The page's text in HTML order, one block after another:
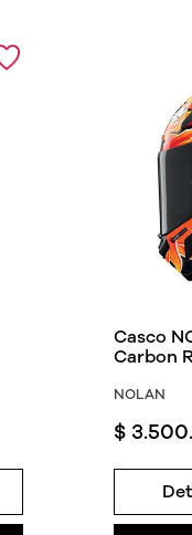
Casco
Carbon
NOLAN
$ 3.500.